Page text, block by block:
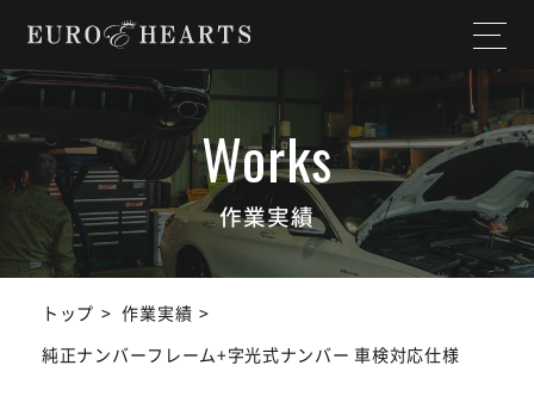
私たちについて
選ばれる理由
サービス内容
店舗情報
納入実績
作業実績
作業実績
トップ
作業実績
純正ナンバーフレーム+字光式ナンバー 車検対応仕様